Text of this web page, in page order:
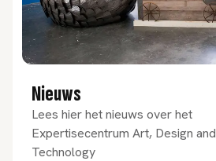
Nieuws
Lees hier het nieuws over het
Expertisecentrum Art, Design and
Technology